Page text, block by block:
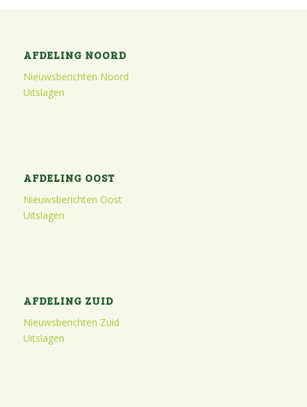
AFDELING NOORD
Nieuwsberichten Noord
Uitslagen
AFDELING OOST
Nieuwsberichten Oost
Uitslagen
AFDELING ZUID
Nieuwsberichten Zuid
Uitslagen